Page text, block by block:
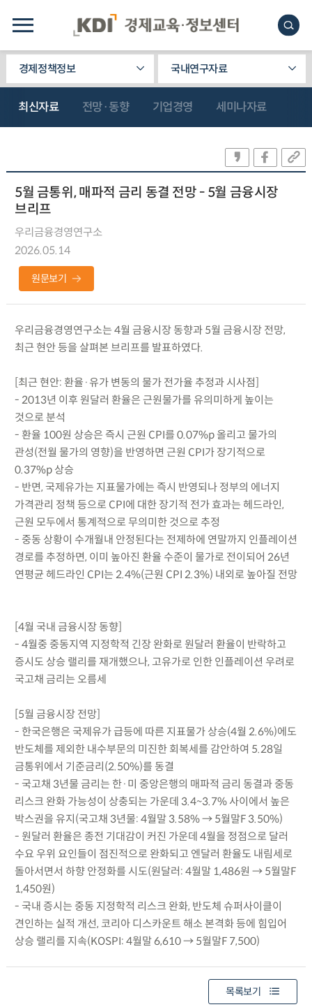
경제정책정보 국내연구자료
최신자료 전망·동향 기업경영 세미나자료
5월 금통위, 매파적 금리 동결 전망 - 5월 금융시장
브리프
우리금융경영연구소
2026.05.14
원문보기
우리금융경영연구소는 4월 금융시장 동향과 5월 금융시장 전망,
최근 현안 등을 살펴본 브리프를 발표하였다.
[최근 현안: 환율·유가 변동의 물가 전가율 추정과 시사점]
- 2013년 이후 원달러 환율은 근원물가를 유의미하게 높이는
것으로 분석
- 환율 100원 상승은 즉시 근원 CPI를 0.07%p 올리고 물가의
관성(전월 물가의 영향)을 반영하면 근원 CPI가 장기적으로
0.37%p 상승
- 반면, 국제유가는 지표물가에는 즉시 반영되나 정부의 에너지
가격관리 정책 등으로 CPI에 대한 장기적 전가 효과는 헤드라인,
근원 모두에서 통계적으로 무의미한 것으로 추정
- 중동 상황이 수개월내 안정된다는 전제하에 연말까지 인플레이션
경로를 추정하면, 이미 높아진 환율 수준이 물가로 전이되어 26년
연평균 헤드라인 CPI는 2.4%(근원 CPI 2.3%) 내외로 높아질 전망
[4월 국내 금융시장 동향]
- 4월중 중동지역 지정학적 긴장 완화로 원달러 환율이 반락하고
증시도 상승 랠리를 재개했으나, 고유가로 인한 인플레이션 우려로
국고채 금리는 오름세
[5월 금융시장 전망]
- 한국은행은 국제유가 급등에 따른 지표물가 상승(4월 2.6%)에도
반도체를 제외한 내수부문의 미진한 회복세를 감안하여 5.28일
금통위에서 기준금리(2.50%)를 동결
- 국고채 3년물 금리는 한·미 중앙은행의 매파적 금리 동결과 중동
리스크 완화 가능성이 상충되는 가운데 3.4~3.7% 사이에서 높은
박스권을 유지(국고채 3년물: 4월말 3.58% → 5월말F 3.50%)
- 원달러 환율은 종전 기대감이 커진 가운데 4월을 정점으로 달러
수요 우위 요인들이 점진적으로 완화되고 엔달러 환율도 내림세로
돌아서면서 하향 안정화를 시도(원달러: 4월말 1,486원 → 5월말F
1,450원)
- 국내 증시는 중동 지정학적 리스크 완화, 반도체 슈퍼사이클이
견인하는 실적 개선, 코리아 디스카운트 해소 본격화 등에 힘입어
상승 랠리를 지속(KOSPI: 4월말 6,610 → 5월말F 7,500)
목록보기